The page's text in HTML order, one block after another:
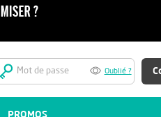
Oublié ?
PROMOS